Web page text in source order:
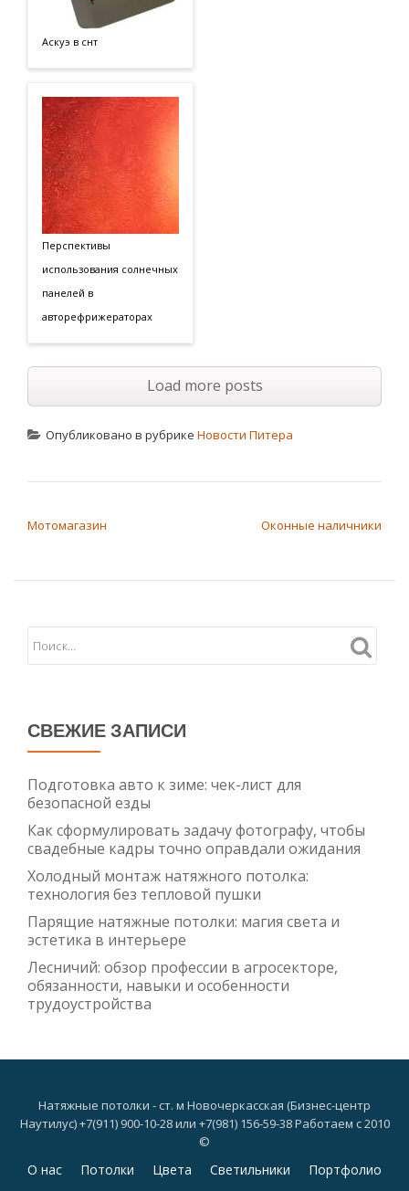
Аскуэ в снт
Перспективы
использования солнечных
панелей в
авторефрижераторах
Load more posts
Опубликовано в рубрике Новости Питера
Мотомагазин Оконные наличники
СВЕЖИЕ ЗАПИСИ
Подготовка авто к зиме: чек-лист для
безопасной езды
Как сформулировать задачу фотографу, чтобы
свадебные кадры точно оправдали ожидания
Холодный монтаж натяжного потолка:
технология без тепловой пушки
Парящие натяжные потолки: магия света и
эстетика в интерьере
Лесничий: обзор профессии в агросекторе,
обязанности, навыки и особенности
трудоустройства
Натяжные потолки - ст. м Новочеркасская (Бизнес-центр
Наутилус) +7(911) 900-10-28 или +7(981) 156-59-38 Работаем с 2010
©
Дополнительное
О нас Потолки Цвета Светильники Портфолио